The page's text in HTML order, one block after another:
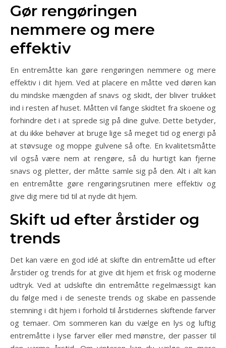
Gør rengøringen
nemmere og mere
effektiv
En entremåtte kan gøre rengøringen nemmere og mere
effektiv i dit hjem. Ved at placere en måtte ved døren kan
du mindske mængden af snavs og skidt, der bliver trukket
ind i resten af huset. Måtten vil fange skidtet fra skoene og
forhindre det i at sprede sig på dine gulve. Dette betyder,
at du ikke behøver at bruge lige så meget tid og energi på
at støvsuge og moppe gulvene så ofte. En kvalitetsmåtte
vil også være nem at rengøre, så du hurtigt kan fjerne
snavs og pletter, der måtte samle sig på den. Alt i alt kan
en entremåtte gøre rengøringsrutinen mere effektiv og
give dig mere tid til at nyde dit hjem.
Skift ud efter årstider og
trends
Det kan være en god idé at skifte din entremåtte ud efter
årstider og trends for at give dit hjem et frisk og moderne
udtryk. Ved at udskifte din entremåtte regelmæssigt kan
du følge med i de seneste trends og skabe en passende
stemning i dit hjem i forhold til årstidernes skiftende farver
og temaer. Om sommeren kan du vælge en lys og luftig
entremåtte i lyse farver eller med mønstre, der passer til